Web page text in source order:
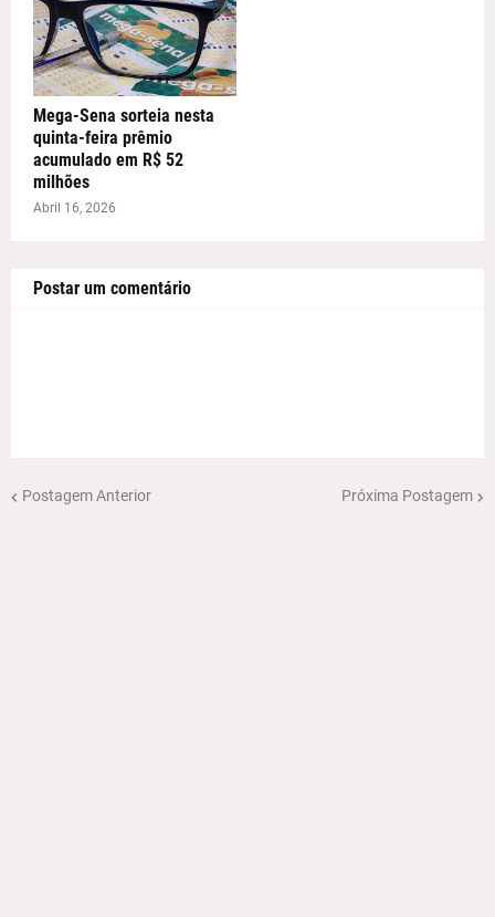
Mega-Sena sorteia nesta
quinta-feira prêmio
acumulado em R$ 52
milhões
Abril 16, 2026
Postar um comentário
Postagem Anterior Próxima Postagem